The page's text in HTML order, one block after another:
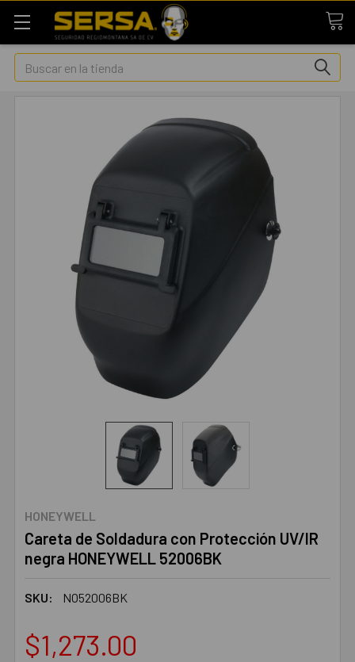
Buscar
HONEYWELL
Careta de Soldadura con Protección UV/IR
negra HONEYWELL 52006BK
SKU: NO52006BK
$1,273.00